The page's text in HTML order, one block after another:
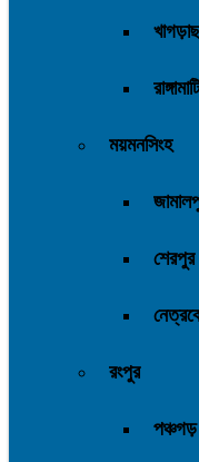
রাঙ্গামাটি
ময়মনসিংহ
শেরপুর
রংপুর
পঞ্চগড়